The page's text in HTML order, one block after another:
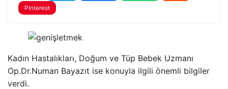
Pinterest
Kadın Hastalıkları, Doğum ve Tüp Bebek Uzmanı
Op.Dr.Numan Bayazıt ise konuyla ilgili önemli bilgiler
verdi.